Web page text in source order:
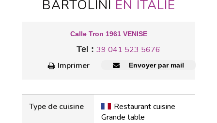
BARTOLINI EN ITALIE
Calle Tron 1961 VENISE
Tel : 39 041 523 5676
Imprimer
Envoyer par mail
Type de cuisine
Restaurant cuisine
Grande table